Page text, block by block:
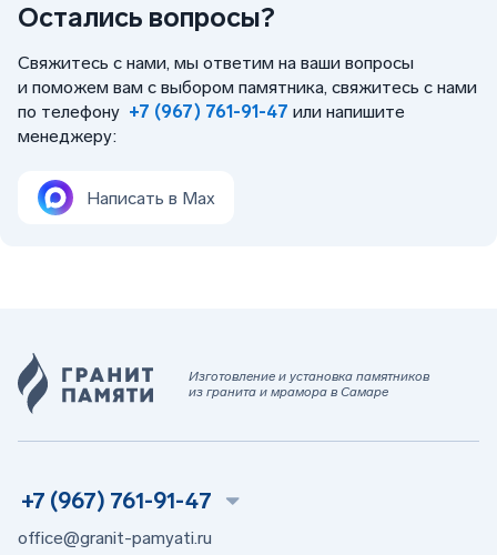
Остались вопросы?
Свяжитесь с нами, мы ответим на ваши вопросы
и поможем вам с выбором памятника, свяжитесь с нами
по телефону +7 (967) 761-91-47 или напишите
менеджеру:
Написать в Max
Изготовление и установка памятников
из гранита и мрамора в Самаре
+7 (967) 761-91-47
office@granit-pamyati.ru